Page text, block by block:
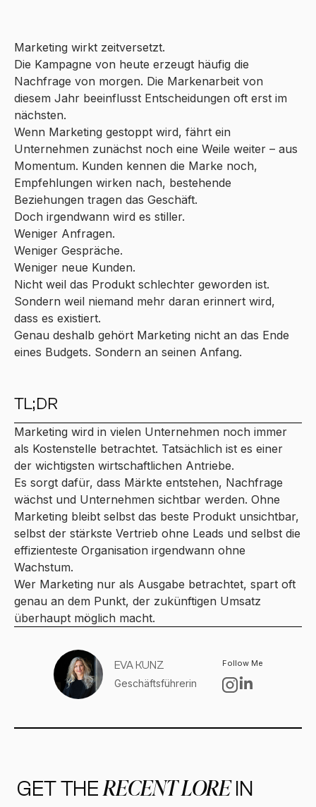
Marketing wirkt zeitversetzt.
Die Kampagne von heute erzeugt häufig die
Nachfrage von morgen. Die Markenarbeit von
diesem Jahr beeinflusst Entscheidungen oft erst im
nächsten.
Wenn Marketing gestoppt wird, fährt ein
Unternehmen zunächst noch eine Weile weiter – aus
Momentum. Kunden kennen die Marke noch,
Empfehlungen wirken nach, bestehende
Beziehungen tragen das Geschäft.
Doch irgendwann wird es stiller.
Weniger Anfragen.
Weniger Gespräche.
Weniger neue Kunden.
Nicht weil das Produkt schlechter geworden ist.
Sondern weil niemand mehr daran erinnert wird,
dass es existiert.
Genau deshalb gehört Marketing nicht an das Ende
eines Budgets. Sondern an seinen Anfang.
TL;DR
Marketing wird in vielen Unternehmen noch immer
als Kostenstelle betrachtet. Tatsächlich ist es einer
der wichtigsten wirtschaftlichen Antriebe.
Es sorgt dafür, dass Märkte entstehen, Nachfrage
wächst und Unternehmen sichtbar werden. Ohne
Marketing bleibt selbst das beste Produkt unsichtbar,
selbst der stärkste Vertrieb ohne Leads und selbst die
effizienteste Organisation irgendwann ohne
Wachstum.
Wer Marketing nur als Ausgabe betrachtet, spart oft
genau an dem Punkt, der zukünftigen Umsatz
überhaupt möglich macht.
EVA KUNZ
Geschäftsführerin
Follow Me
GET THERECENT LOREIN